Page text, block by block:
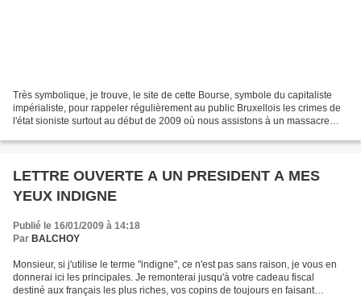
Très symbolique, je trouve, le site de cette Bourse, symbole du capitaliste
impérialiste, pour rappeler régulièrement au public Bruxellois les crimes de
l'état sioniste surtout au début de 2009 où nous assistons à un massacre
LETTRE OUVERTE A UN PRESIDENT A MES
YEUX INDIGNE
Publié le 16/01/2009 à 14:18
Par BALCHOY
Monsieur, si j'utilise le terme "indigne", ce n'est pas sans raison, je vous en
donnerai ici les principales. Je remonterai jusqu'à votre cadeau fiscal
destiné aux français les plus riches, vos copins de toujours en faisant